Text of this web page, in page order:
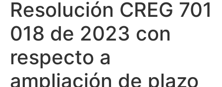
Resolución CREG 701
018 de 2023 con
respecto a
ampliación de plazo